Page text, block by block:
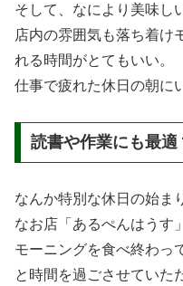
そして、なにより美味し
店内の雰囲気も落ち着け
れる時間がとてもいい。
仕事で疲れた休日の朝に
読書や作業にも最
なんか特別な休日の始ま
なお店「あるぺんはうす
モーニングを食べ終わっ
と時間を過ごさせていた